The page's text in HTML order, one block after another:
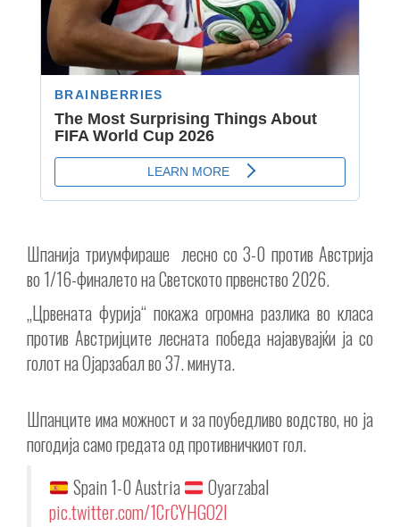
Шпанија триумфираше лесно со 3-0 против Австрија
во 1/16-финалето на Светското првенство 2026.
„Црвената фурија“ покажа огромна разлика во класа
против Австријците лесната победа најавувајќи ја со
голот на Ојарзабал во 37. минута.
Шпанците има можност и за поубедливо водство, но ја
погодија само гредата од противничкиот гол.
Spain 1-0 Austria
Oyarzabal
pic.twitter.com/1CrCYHGO2I